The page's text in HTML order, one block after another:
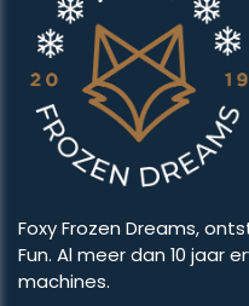
Foxy Frozen Dreams,
Fun. Al meer dan 10 jaar
machines.